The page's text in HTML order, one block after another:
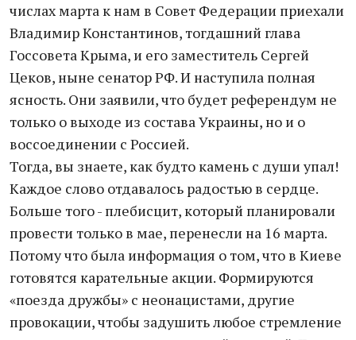
числах марта к нам в Совет Федерации приехали
Владимир Константинов, тогдашний глава
Госсовета Крыма, и его заместитель Сергей
Цеков, ныне сенатор РФ. И наступила полная
ясность. Они заявили, что будет референдум не
только о выходе из состава Украины, но и о
воссоединении с Россией.
Тогда, вы знаете, как будто камень с души упал!
Каждое слово отдавалось радостью в сердце.
Больше того - плебисцит, который планировали
провести только в мае, перенесли на 16 марта.
Потому что была информация о том, что в Киеве
готовятся карательные акции. Формируются
«поезда дружбы» с неонацистами, другие
провокации, чтобы задушить любое стремление